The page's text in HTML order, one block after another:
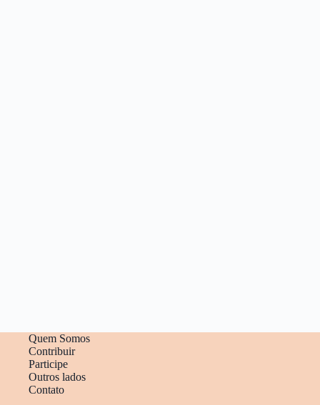
Quem Somos
Contribuir
Participe
Outros lados
Contato